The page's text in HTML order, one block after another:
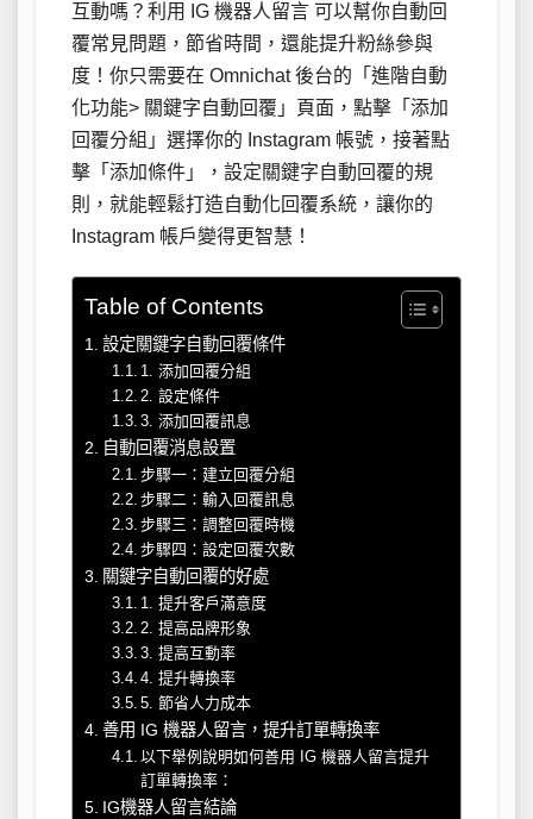
互動嗎？利用 IG 機器人留言 可以幫你自動回
覆常見問題，節省時間，還能提升粉絲參與
度！你只需要在 Omnichat 後台的「進階自動
化功能> 關鍵字自動回覆」頁面，點擊「添加
回覆分組」選擇你的 Instagram 帳號，接著點
擊「添加條件」，設定關鍵字自動回覆的規
則，就能輕鬆打造自動化回覆系統，讓你的
Instagram 帳戶變得更智慧！
Table of Contents
設定關鍵字自動回覆條件
1. 添加回覆分組
2. 設定條件
3. 添加回覆訊息
自動回覆消息設置
步驟一：建立回覆分組
步驟二：輸入回覆訊息
步驟三：調整回覆時機
步驟四：設定回覆次數
關鍵字自動回覆的好處
1. 提升客戶滿意度
2. 提高品牌形象
3. 提高互動率
4. 提升轉換率
5. 節省人力成本
善用 IG 機器人留言，提升訂單轉換率
以下舉例說明如何善用 IG 機器人留言提升
訂單轉換率：
IG機器人留言結論